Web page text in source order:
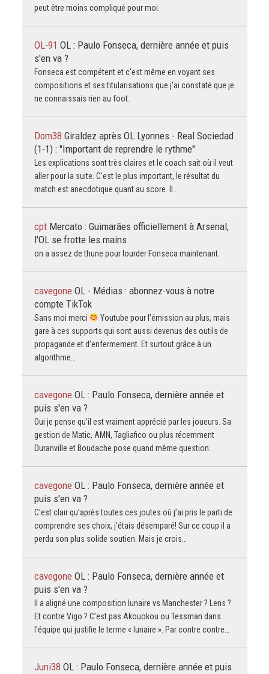
peut être moins compliqué pour moi.
OL-91 OL : Paulo Fonseca, dernière année et puis
s'en va ?
Fonseca est compétent et c'est même en voyant ses
compositions et ses titularisations que j'ai constaté que je
ne connaissais rien au foot.
Dom38 Giraldez après OL Lyonnes - Real Sociedad
(1-1) : "Important de reprendre le rythme"
Les explications sont très claires et le coach sait où il veut
aller pour la suite. C'est le plus important, le résultat du
match est anecdotique quant au score. Il…
cpt Mercato : Guimarães officiellement à Arsenal,
l'OL se frotte les mains
on a assez de thune pour lourder Fonseca maintenant.
cavegone OL - Médias : abonnez-vous à notre
compte TikTok
Sans moi merci
Youtube pour l’émission au plus, mais
gare à ces supports qui sont aussi devenus des outils de
propagande et d’enfermement. Et surtout grâce à un
algorithme…
cavegone OL : Paulo Fonseca, dernière année et
puis s'en va ?
Oui je pense qu’il est vraiment apprécié par les joueurs. Sa
gestion de Matic, AMN, Tagliafico ou plus récemment
Duranville et Boudache pose quand même question.
cavegone OL : Paulo Fonseca, dernière année et
puis s'en va ?
C’est clair qu’après toutes ces joutes où j’ai pris le parti de
comprendre ses choix, j’étais désemparé! Sur ce coup il a
perdu son plus solide soutien. Mais je crois…
cavegone OL : Paulo Fonseca, dernière année et
puis s'en va ?
Il a aligné une composition lunaire vs Manchester ? Lens ?
Et contre Vigo ? C’est pas Akouokou ou Tessman dans
l’équipe qui justifie le terme « lunaire ». Par contre contre…
Juni38 OL : Paulo Fonseca, dernière année et puis